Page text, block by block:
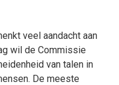
veel aandacht aan
wil de Commissie
van talen in
De meeste